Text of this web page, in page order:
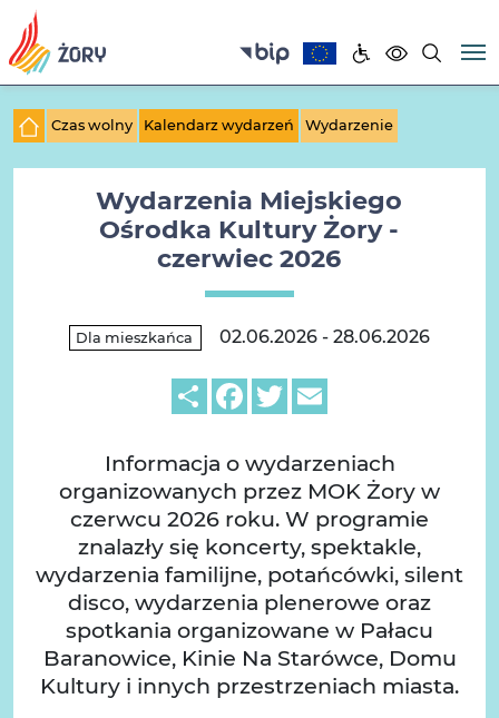
Czas wolny Kalendarz wydarzeń Wydarzenie
Wydarzenia Miejskiego
Ośrodka Kultury Żory -
czerwiec 2026
Dla mieszkańca 02.06.2026 - 28.06.2026
ShareFacebook
Twitter
Informacja o wydarzeniach
organizowanych przez MOK Żory w
czerwcu 2026 roku. W programie
znalazły się koncerty, spektakle,
wydarzenia familijne, potańcówki, silent
disco, wydarzenia plenerowe oraz
spotkania organizowane w Pałacu
Baranowice, Kinie Na Starówce, Domu
Kultury i innych przestrzeniach miasta.